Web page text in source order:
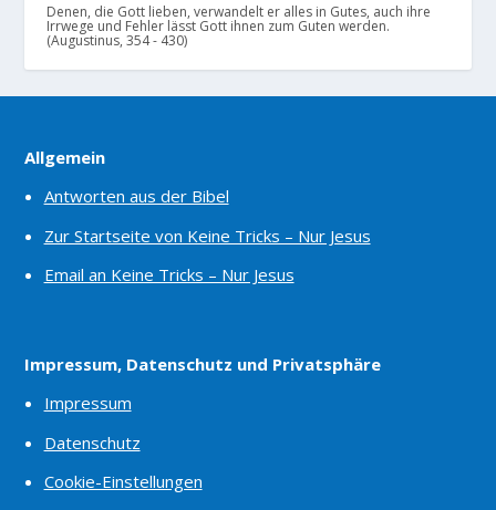
Denen, die Gott lieben, verwandelt er alles in Gutes, auch ihre
Irrwege und Fehler lässt Gott ihnen zum Guten werden.
(Augustinus, 354 - 430)
Allgemein
Antworten aus der Bibel
Zur Startseite von Keine Tricks – Nur Jesus
Email an Keine Tricks – Nur Jesus
Impressum, Datenschutz und Privatsphäre
Impressum
Datenschutz
Cookie-Einstellungen